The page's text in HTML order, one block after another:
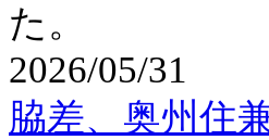
た。
2026/05/31
脇差、奥州住